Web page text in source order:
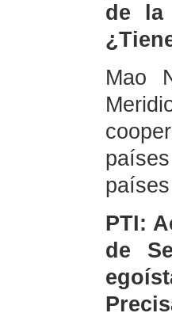
de la
Mao
PTI:
de